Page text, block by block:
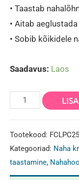
• Taastab
• Aitab
• Sobib kõikidele
Saadavus: Laos
Naha
FURNITURE
CLINIC-
250ml
Tootekood:
Kategooriad: Naha
taastamine,